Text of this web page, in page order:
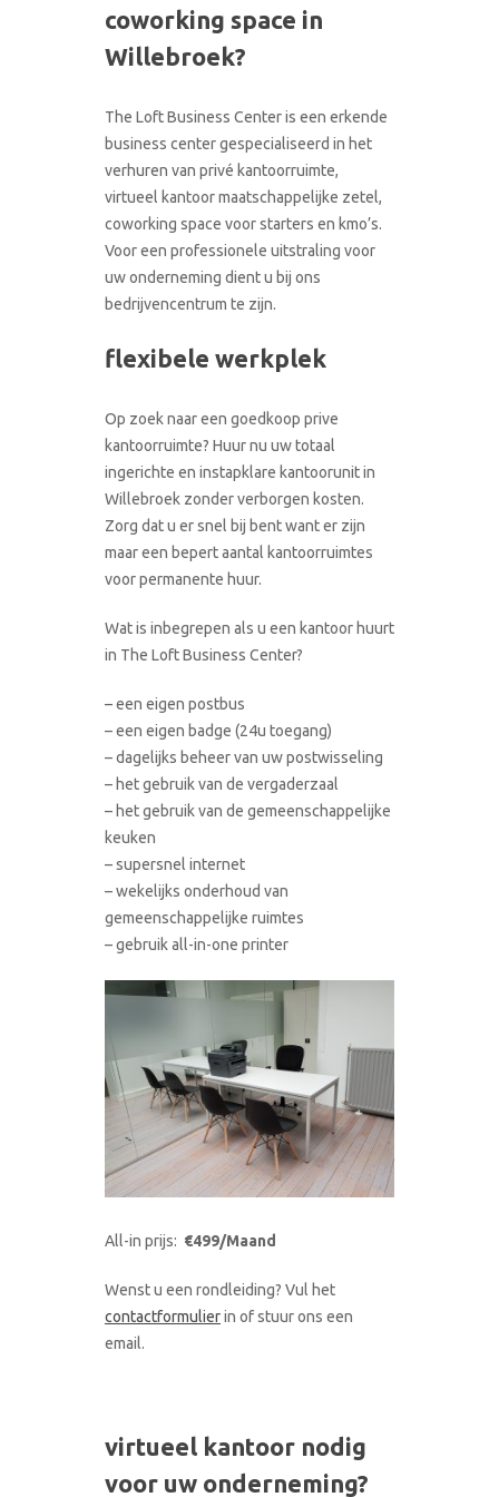
CONTACT
coworking space in
Willebroek?
The Loft Business Center is een erkende
business center gespecialiseerd in het
verhuren van privé kantoorruimte,
virtueel kantoor maatschappelijke zetel,
coworking space voor starters en kmo’s.
Voor een professionele uitstraling voor
uw onderneming dient u bij ons
bedrijvencentrum te zijn.
flexibele werkplek
Op zoek naar een goedkoop prive
kantoorruimte? Huur nu uw totaal
ingerichte en instapklare kantoorunit in
Willebroek zonder verborgen kosten.
Zorg dat u er snel bij bent want er zijn
maar een bepert aantal kantoorruimtes
voor permanente huur.
Wat is inbegrepen als u een kantoor huurt
in The Loft Business Center?
– een eigen postbus
– een eigen badge (24u toegang)
– dagelijks beheer van uw postwisseling
– het gebruik van de vergaderzaal
– het gebruik van de gemeenschappelijke
keuken
– supersnel internet
– wekelijks onderhoud van
gemeenschappelijke ruimtes
– gebruik all-in-one printer
All-in prijs: €499/Maand
Wenst u een rondleiding? Vul het
contactformulierin of stuur ons een
email.
virtueel kantoor nodig
voor uw onderneming?